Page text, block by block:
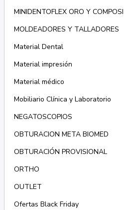
MINIDENTOFLEX ORO Y COMPOSI
MOLDEADORES Y TALLADORES
Material Dental
Material impresión
Material médico
Mobiliario Clínica y Laboratorio
NEGATOSCOPIOS
OBTURACION META BIOMED
OBTURACIÓN PROVISIONAL
ORTHO
OUTLET
Ofertas Black Friday